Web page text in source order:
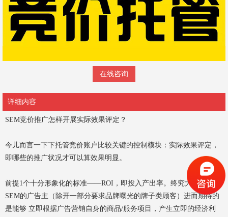
在线咨询
详细内容
SEM竞价推广怎样开展实际效果评定？
今儿而言一下下托管竞价账户比较关键的控制模块：实际效果评定，
即哪些的推广状况才可以算效果明显。
前提1个十分形象化的标准——ROI，即投入产出率。终究大部分做
SEM的广告主（除开一部分要求品牌曝光的牌子类顾客）进而期待的
是能够 立即根据广告营销自身的商品/服务项目，产生立即的经济利